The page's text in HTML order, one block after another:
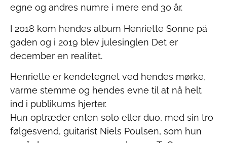
egne og andres numre i mere end 30 år.
I 2018 kom hendes album Henriette Sonne på
gaden og i 2019 blev julesinglen Det er
december en realitet.
Henriette er kendetegnet ved hendes mørke,
varme stemme og hendes evne til at nå helt
ind i publikums hjerter.
Hun optræder enten solo eller duo, med sin tro
følgesvend, guitarist Niels Poulsen, som hun